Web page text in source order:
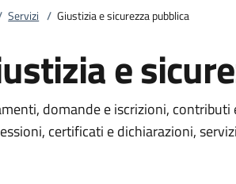
Servizi / Giustizia e sicurezza pubblica
e
domande e iscrizioni,
certificati e dichiarazioni,